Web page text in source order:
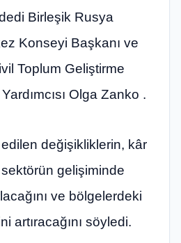
Birleşik Rusya
Konseyi Başkanı ve
Toplum Geliştirme
Olga Zanko .
değişikliklerin, kâr
gelişiminde
ve bölgelerdeki
artıracağını söyledi.